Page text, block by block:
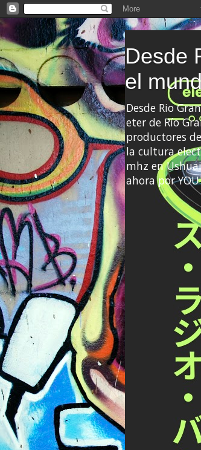
Desde
el
Desde Rio
eter de Río
productores
la cultura
mhz en
ahora por